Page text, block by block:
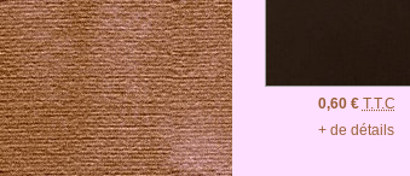
0,60 € T.T.C
+ de détails